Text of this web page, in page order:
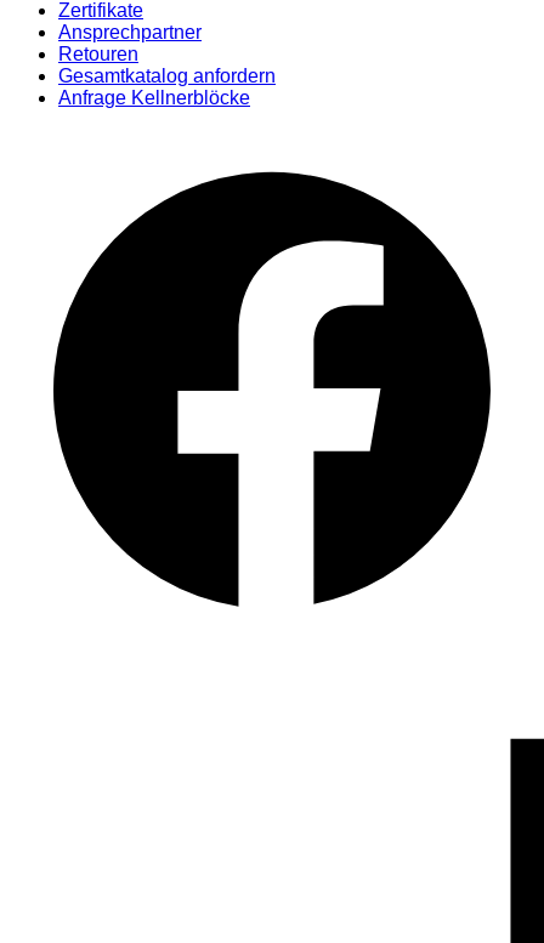
Zertifikate
Ansprechpartner
Retouren
Gesamtkatalog anfordern
Anfrage Kellnerblöcke